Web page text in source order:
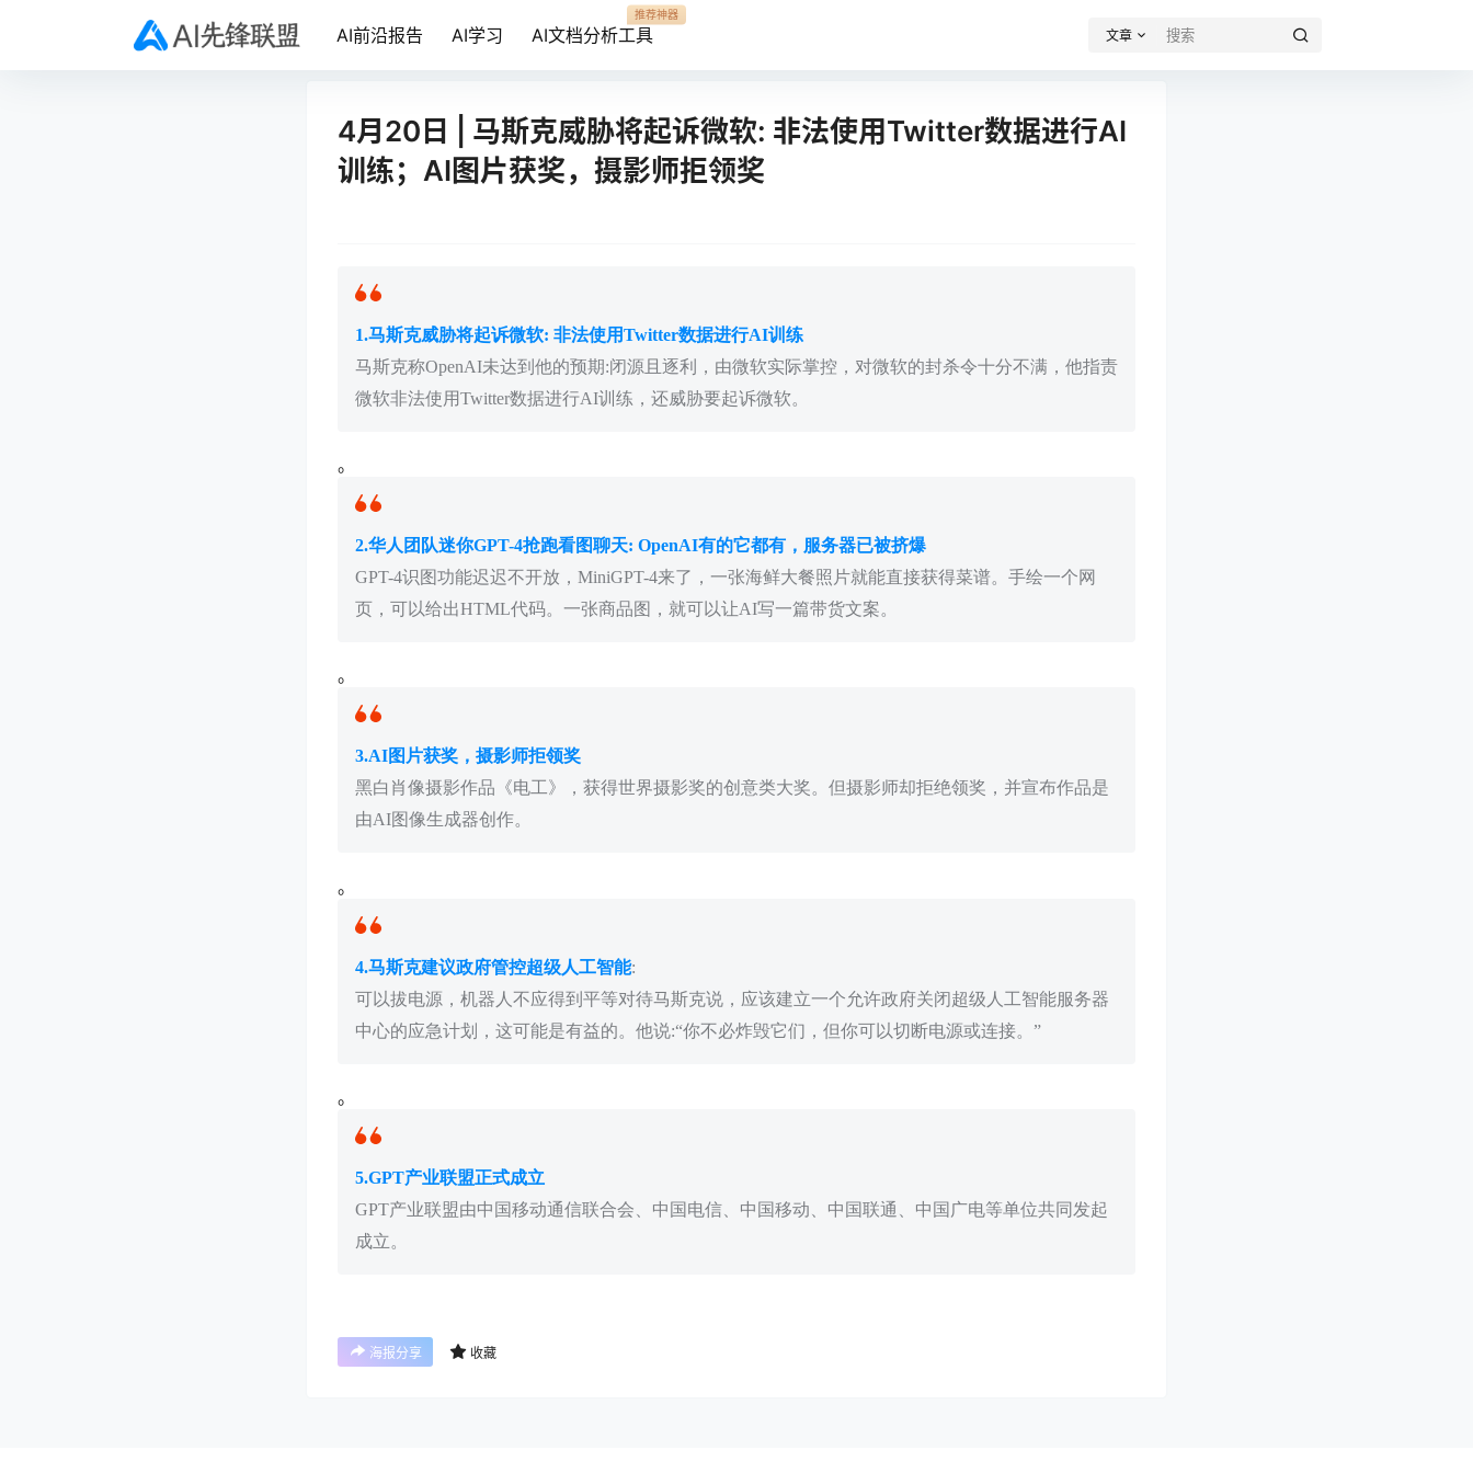
AI前沿报告 AI学习 AI文档分析工具
推荐神器
文章
4月20日 | 马斯克威胁将起诉微软: 非法使用Twitter数据进行AI
训练；AI图片获奖，摄影师拒领奖
1.马斯克威胁将起诉微软: 非法使用Twitter数据进行AI训练
马斯克称OpenAI未达到他的预期:闭源且逐利，由微软实际掌控，对微软的封杀令十分不满，他指责
微软非法使用Twitter数据进行AI训练，还威胁要起诉微软。
。
2.华人团队迷你GPT-4抢跑看图聊天: OpenAI有的它都有，服务器已被挤爆
GPT-4识图功能迟迟不开放，MiniGPT-4来了，一张海鲜大餐照片就能直接获得菜谱。手绘一个网
页，可以给出HTML代码。一张商品图，就可以让AI写一篇带货文案。
。
3.AI图片获奖，摄影师拒领奖
黑白肖像摄影作品《电工》，获得世界摄影奖的创意类大奖。但摄影师却拒绝领奖，并宣布作品是
由AI图像生成器创作。
。
4.马斯克建议政府管控超级人工智能:
可以拔电源，机器人不应得到平等对待马斯克说，应该建立一个允许政府关闭超级人工智能服务器
中心的应急计划，这可能是有益的。他说:“你不必炸毁它们，但你可以切断电源或连接。”
。
5.GPT产业联盟正式成立
GPT产业联盟由中国移动通信联合会、中国电信、中国移动、中国联通、中国广电等单位共同发起
成立。
海报分享 收藏